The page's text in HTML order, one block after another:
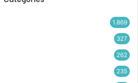
1.869
327
262
235